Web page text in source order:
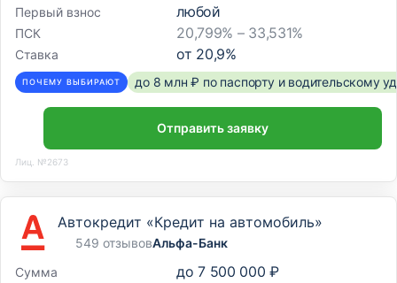
Первый взнос любой
ПСК 20,799% – 33,531%
Ставка от 20,9%
ПОЧЕМУ ВЫБИРАЮТ до 8 млн ₽ по паспорту и водительскому
Отправить заявку
Лиц. №2673
Автокредит «Кредит на автомобиль»
549 отзывовАльфа-Банк
Сумма
до 7 500 000 ₽